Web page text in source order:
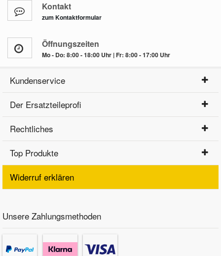
Kontakt
zum Kontaktformular
Öffnungszeiten
Mo - Do: 8:00 - 18:00 Uhr | Fr: 8:00 - 17:00 Uhr
Kundenservice
Der Ersatzteileprofi
Rechtliches
Top Produkte
Widerruf erklären
Unsere Zahlungsmethoden